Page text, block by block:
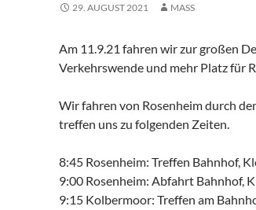
29. AUGUST 2021 MASS
Am 11.9.21 fahren wir zur großen
Verkehrswende und mehr Platz für
Wir fahren von Rosenheim durch
treffen uns zu folgenden Zeiten.
8:45 Rosenheim: Treffen Bahnhof,
9:00 Rosenheim: Abfahrt Bahnhof,
9:15 Kolbermoor: Treffen am